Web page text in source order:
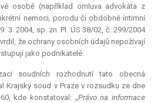
osobě (například omluva advokáta z
nemoci, porodu či obdobně intimní
3. 2004, sp. zn. Pl. ÚS 38/02, č. 299/2004
že ochrany osobních údajů nepožívají
jako podnikatelé.
soudních rozhodnutí tato obecná
Krajský soud v Praze v rozsudku ze dne
kde konstatoval: „Právo na informace